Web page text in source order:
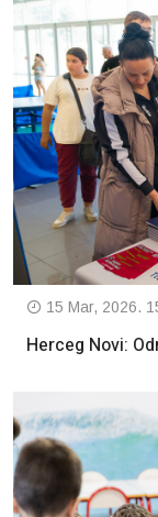
15 Mar, 2026.
Herceg Novi: